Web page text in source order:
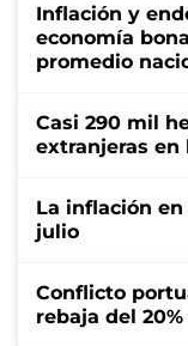
Inflación y
economía
promedio
Casi 290 mil
extranjeras en
La inflación en
julio
Conflicto
rebaja del